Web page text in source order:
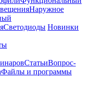
Наружное
Светодиоды Новинки
СтатьиВопрос-
Файлы и программы